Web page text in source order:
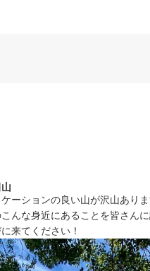
ついて
しました。
同じです。参加前に必ず内容
ジュールより30分前倒しで開
ーションの良い山が沢山ありま
んな身近にあることを皆さん
来てください！